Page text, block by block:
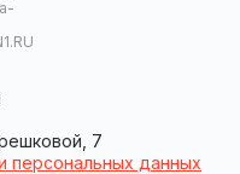
7
персональных данных